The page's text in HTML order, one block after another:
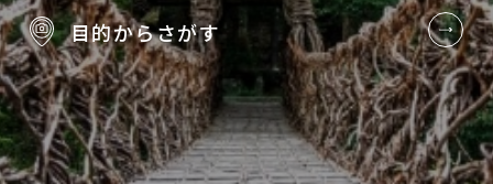
目的からさがす